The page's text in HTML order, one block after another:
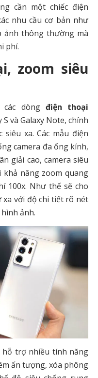
cần một chiếc điện
nhu cầu cơ bản như
ảnh thông thường mà
phí.
zoom siêu
dòng điện thoại
S và Galaxy Note, chính
xa. Các mẫu điện
camera đa ống kính,
giải cao, camera siêu
năng zoom quang
100x. Như thế sẽ cho
với độ chi tiết rõ nét
ảnh.
hỗ trợ nhiều tính năng
ấn tượng, xóa phông